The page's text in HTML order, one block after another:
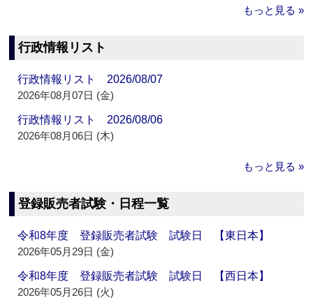
もっと見る »
行政情報リスト
行政情報リスト 2026/08/07
2026年08月07日 (金)
行政情報リスト 2026/08/06
2026年08月06日 (木)
もっと見る »
登録販売者試験・日程一覧
令和8年度 登録販売者試験 試験日 【東日本】
2026年05月29日 (金)
令和8年度 登録販売者試験 試験日 【西日本】
2026年05月26日 (火)